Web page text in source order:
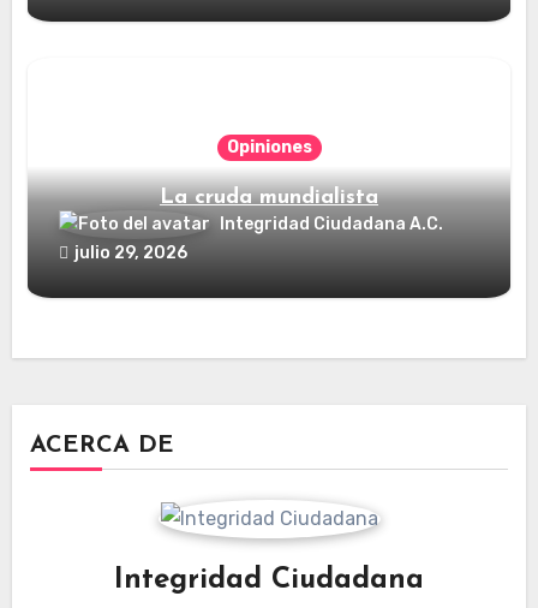
Opiniones
La cruda mundialista
Integridad Ciudadana A.C.
julio 29, 2026
ACERCA DE
Integridad Ciudadana